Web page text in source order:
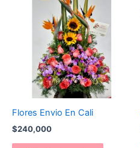
Flores Envio En Cali
$240,000